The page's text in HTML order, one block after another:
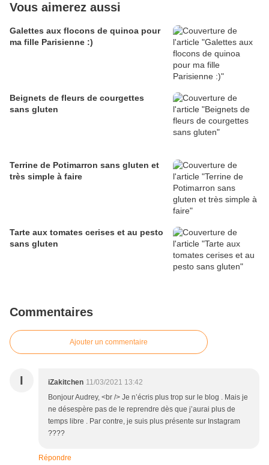
Vous aimerez aussi
Galettes aux flocons de quinoa pour
ma fille Parisienne :)
Beignets de fleurs de courgettes
sans gluten
Terrine de Potimarron sans gluten et
très simple à faire
Tarte aux tomates cerises et au pesto
sans gluten
Commentaires
Ajouter un commentaire
I iZakitchen 11/03/2021 13:42
Bonjour Audrey, <br /> Je n’écris plus trop sur le blog . Mais je
ne désespère pas de le reprendre dès que j’aurai plus de
temps libre . Par contre, je suis plus présente sur Instagram
????
Répondre